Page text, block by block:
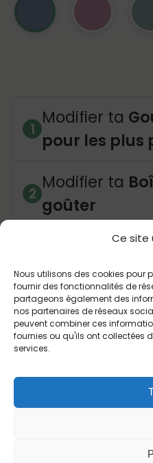
Ce site
Nous utilisons des cookies pour
fournir des fonctionnalités de
partageons également des
nos partenaires de réseaux
peuvent combiner ces
fournies ou qu'ils ont collectées
services.
1
Modifier ta
pour les plus
2
Modifier ta
goûter
Récapitulatif -
Prix d'origine (2